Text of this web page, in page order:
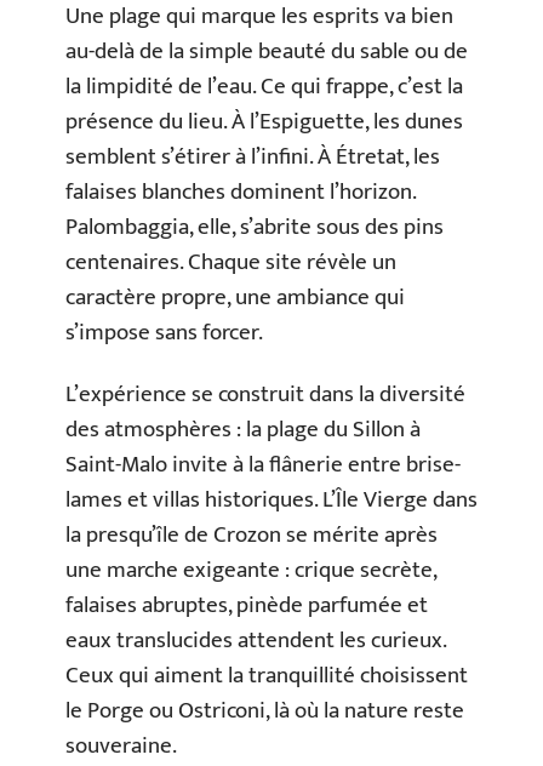
Une plage qui marque les esprits va bien
au-delà de la simple beauté du sable ou de
la limpidité de l’eau. Ce qui frappe, c’est la
présence du lieu. À l’Espiguette, les dunes
semblent s’étirer à l’infini. À Étretat, les
falaises blanches dominent l’horizon.
Palombaggia, elle, s’abrite sous des pins
centenaires. Chaque site révèle un
caractère propre, une ambiance qui
s’impose sans forcer.
L’expérience se construit dans la diversité
des atmosphères : la plage du Sillon à
Saint-Malo invite à la flânerie entre brise-
lames et villas historiques. L’Île Vierge dans
la presqu’île de Crozon se mérite après
une marche exigeante : crique secrète,
falaises abruptes, pinède parfumée et
eaux translucides attendent les curieux.
Ceux qui aiment la tranquillité choisissent
le Porge ou Ostriconi, là où la nature reste
souveraine.